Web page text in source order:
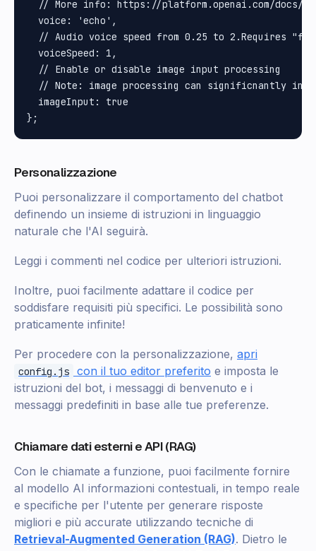
// More info: https://platform.openai.com/docs/
  voice: 'echo',
// Audio voice speed from 0.25 to 2.Requires
  voiceSpeed: 1,
  // Enable or disable image input processing
// Note: image processing can significnantly
  imageInput: true
Personalizzazione
Puoi personalizzare il comportamento del chatbot
definendo un insieme di istruzioni in linguaggio
naturale che l'AI seguirà.
Leggi i commenti nel codice per ulteriori istruzioni.
Inoltre, puoi facilmente adattare il codice per
soddisfare requisiti più specifici. Le possibilità sono
praticamente infinite!
Per procedere con la personalizzazione, apri
config.js con il tuo editor preferito e imposta le
istruzioni del bot, i messaggi di benvenuto e i
messaggi predefiniti in base alle tue preferenze.
Chiamare dati esterni e API (RAG)
Con le chiamate a funzione, puoi facilmente fornire
al modello AI informazioni contestuali, in tempo reale
e specifiche per l'utente per generare risposte
migliori e più accurate utilizzando tecniche di
Retrieval-Augmented Generation (RAG). Dietro le